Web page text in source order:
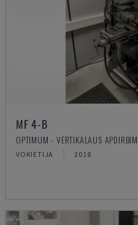
MF 4-B
OPTIMUM - VERTIKALAUS
VOKIETIJA 2018